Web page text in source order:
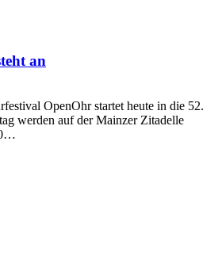
an
OpenOhr startet heute in die 52.
werden auf der Mainzer Zitadelle